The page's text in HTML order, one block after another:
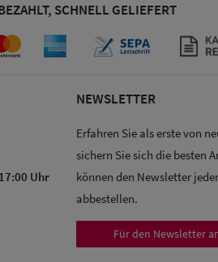
SCHNELL GELIEFERT
17:00 Uhr
NEWSLETTER
Erfahren Sie als erste von
sichern Sie sich die besten
können den Newsletter
abbestellen.
Für den Newsletter